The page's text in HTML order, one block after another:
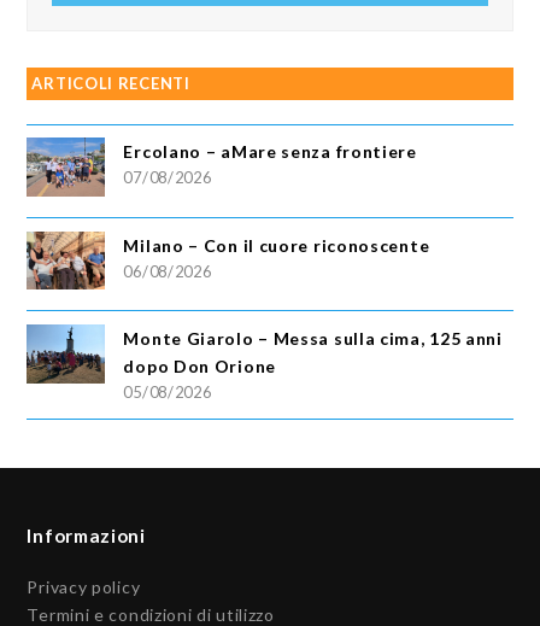
ARTICOLI RECENTI
Ercolano – aMare senza frontiere
07/08/2026
Milano – Con il cuore riconoscente
06/08/2026
Monte Giarolo – Messa sulla cima, 125 anni
dopo Don Orione
05/08/2026
Informazioni
Privacy policy
Termini e condizioni di utilizzo